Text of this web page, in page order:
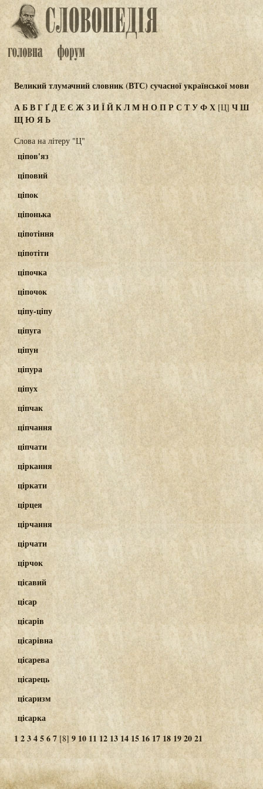
Великий тлумачний словник (ВТС) сучасної української мови
АБВГҐДЕЄ ЖЗИЇЙКЛМНОПРС ТУФХ [Ц] ЧШ
ЩЮ ЯЬ
Слова на літеру "Ц"
ціпов'яз
ціповий
ціпок
ціпонька
ціпотіння
ціпотіти
ціпочка
ціпочок
ціпу-ціпу
ціпуга
ціпун
ціпура
ціпух
ціпчак
ціпчання
ціпчати
ціркання
ціркати
цірцея
цірчання
цірчати
цірчок
цісавий
цісар
цісарів
цісарівна
цісарева
цісарець
цісаризм
цісарка
1234567 [8]9 10 11 12 1314 1516 17 18 192021